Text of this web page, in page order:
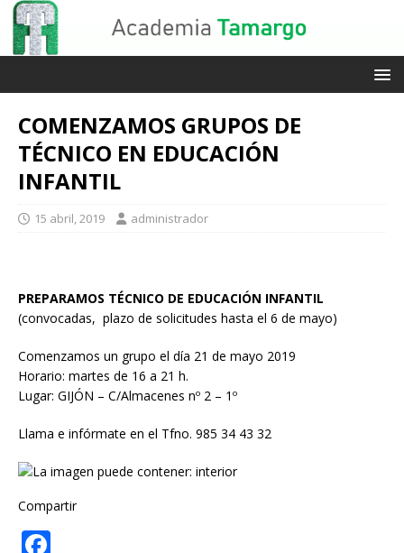
COMENZAMOS GRUPOS DE
TÉCNICO EN EDUCACIÓN
INFANTIL
15 abril, 2019 administrador
PREPARAMOS TÉCNICO DE EDUCACIÓN INFANTIL
(convocadas, plazo de solicitudes hasta el 6 de mayo)
Comenzamos un grupo el día 21 de mayo 2019
Horario: martes de 16 a 21 h.
Lugar: GIJÓN – C/Almacenes nº 2 – 1º
Llama e infórmate en el Tfno. 985 34 43 32
Compartir